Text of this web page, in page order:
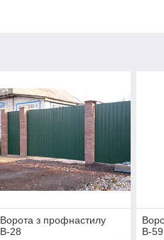
Ворота з профнастилу
В-28
В-59